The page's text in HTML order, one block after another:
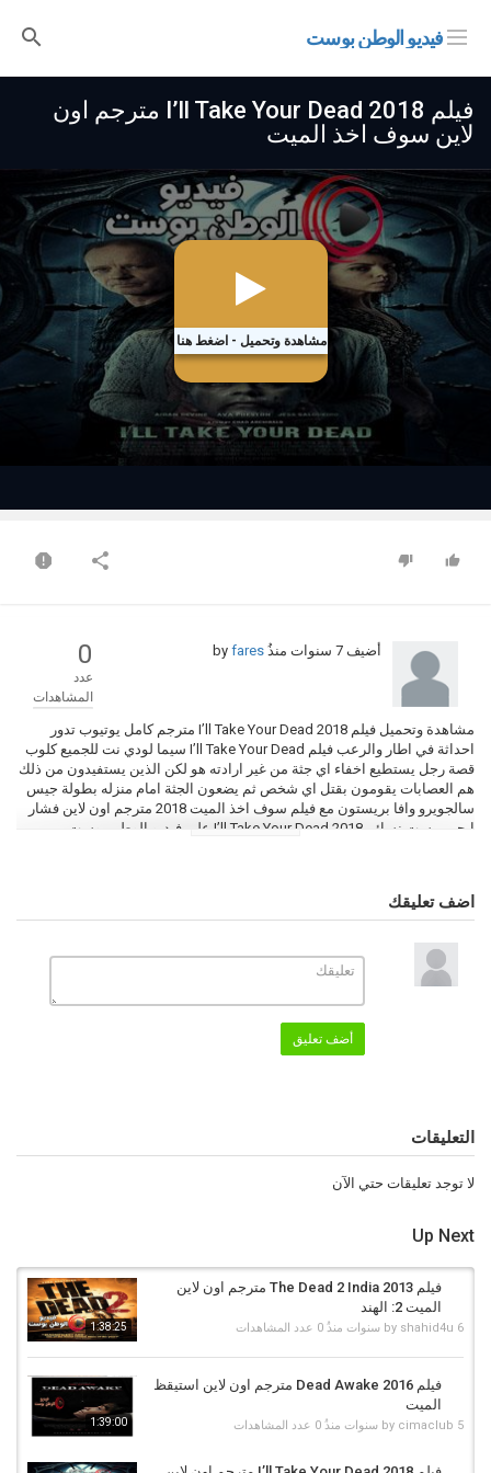
فيديو الوطن بوست
فيلم I’ll Take Your Dead 2018 مترجم اون
لاين سوف اخذ الميت
مشاهدة وتحميل - اضغط هنا
أضيف 7 سنوات منذُ by
fares
0
عدد
المشاهدات
مشاهدة وتحميل فيلم I’ll Take Your Dead 2018 مترجم كامل يوتيوب تدور
احداثة في اطار والرعب فيلم I’ll Take Your Dead سيما لودي نت للجميع كلوب
قصة رجل يستطيع اخفاء اي جثة من غير ارادته هو لكن الذين يستفيدون من ذلك
هم العصابات يقومون بقتل اي شخص ثم يضعون الجثة امام منزله بطولة جيس
سالجويرو وافا بريستون مع فيلم سوف اخذ الميت 2018 مترجم اون لاين فشار
ايجي بيست نسائم I’ll Take Your Dead 2018 على فيديو الوطن بوست
افلام اجنبي
فيلم I’ll Take Your Dead 2018
,I’ll Take Your Dead 2018
, تحميل فيلم
I’ll Take Your Dead 2018
,
فيلم I’ll Take Your Dead
فيلم سوف اخذ الميت
فيلم سوف اخذ الميت 2018 مترجم
اضف تعليقك
أضف تعليق
التعليقات
لا توجد تعليقات حتي الآن
Up Next
1:38:25
فيلم The Dead 2 India 2013 مترجم اون لاين
الميت 2: الهند
by shahid4u 6 سنوات منذُ 0 عدد المشاهدات
1:39:00
فيلم Dead Awake 2016 مترجم اون لاين استيقظ
الميت
by cimaclub 5 سنوات منذُ 0 عدد المشاهدات